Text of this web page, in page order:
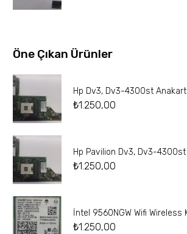
Öne Çıkan Ürünler
Hp Dv3, Dv3-4300st Anakart
₺1.250,00
Hp Pavilion Dv3, Dv3-
₺1.250,00
İntel 9560NGW Wifi Wireless
₺1.250,00